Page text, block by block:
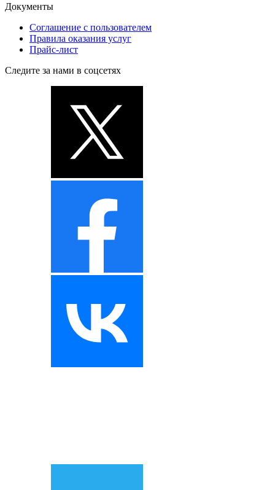
Документы
Соглашение с пользователем
Правила оказания услуг
Прайс-лист
Следите за нами в соцсетях